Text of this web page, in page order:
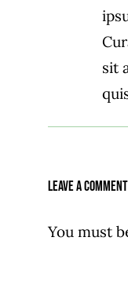
sit
Leave A Comment
You must